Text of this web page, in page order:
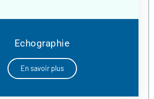
Echographie
En savoir plus